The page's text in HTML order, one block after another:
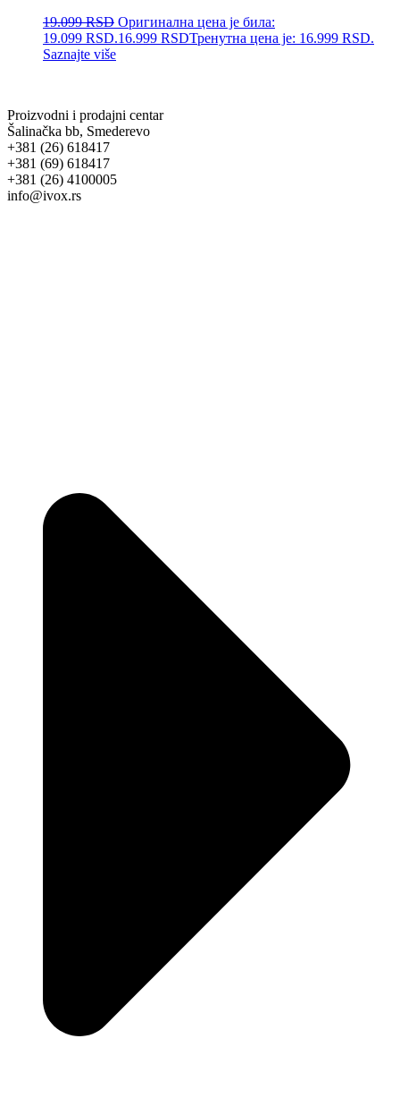
19.099RSD Оригинална цена је била:
19.099 RSD.16.999 RSDТренутна цена је: 16.999 RSD.
Saznajte više
Proizvodni i prodajni centar
Šalinačka bb, Smederevo
+381 (26) 618417
+381 (69) 618417
+381 (26) 4100005
info@ivox.rs